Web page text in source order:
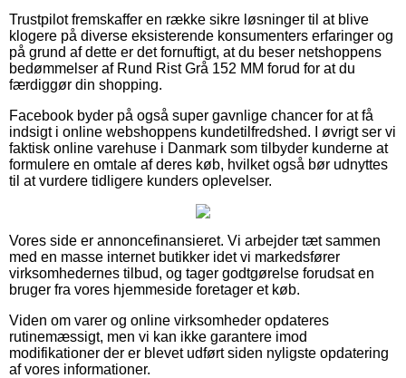
Trustpilot fremskaffer en række sikre løsninger til at blive
klogere på diverse eksisterende konsumenters erfaringer og
på grund af dette er det fornuftigt, at du beser netshoppens
bedømmelser af Rund Rist Grå 152 MM forud for at du
færdiggør din shopping.
Facebook byder på også super gavnlige chancer for at få
indsigt i online webshoppens kundetilfredshed. I øvrigt ser vi
faktisk online varehuse i Danmark som tilbyder kunderne at
formulere en omtale af deres køb, hvilket også bør udnyttes
til at vurdere tidligere kunders oplevelser.
Vores side er annoncefinansieret. Vi arbejder tæt sammen
med en masse internet butikker idet vi markedsfører
virksomhedernes tilbud, og tager godtgørelse forudsat en
bruger fra vores hjemmeside foretager et køb.
Viden om varer og online virksomheder opdateres
rutinemæssigt, men vi kan ikke garantere imod
modifikationer der er blevet udført siden nyligste opdatering
af vores informationer.